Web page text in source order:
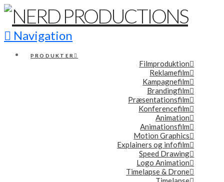
Navigation
PRODUKTER
Filmproduktion
Reklamefilm
Kampagnefilm
Brandingfilm
Præsentationsfilm
Konferencefilm
Animation
Animationsfilm
Motion Graphics
Explainers og infofilm
Speed Drawing
Logo Animation
Timelapse & Drone